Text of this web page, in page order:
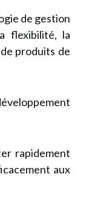
de gestion
flexibilité, la
produits de
rapidement
aux